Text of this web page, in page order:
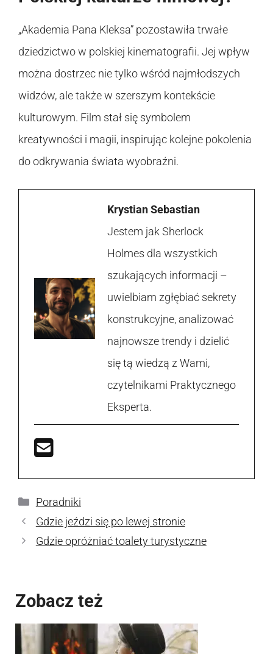
„Akademia Pana Kleksa” pozostawiła trwałe
dziedzictwo w polskiej kinematografii. Jej wpływ
można dostrzec nie tylko wśród najmłodszych
widzów, ale także w szerszym kontekście
kulturowym. Film stał się symbolem
kreatywności i magii, inspirując kolejne pokolenia
do odkrywania świata wyobraźni.
Krystian Sebastian
Jestem jak Sherlock
Holmes dla wszystkich
szukających informacji –
uwielbiam zgłębiać sekrety
konstrukcyjne, analizować
najnowsze trendy i dzielić
się tą wiedzą z Wami,
czytelnikami Praktycznego
Eksperta.
Kategorie
Poradniki
Gdzie jeździ się po lewej stronie
Gdzie opróżniać toalety turystyczne
Zobacz też